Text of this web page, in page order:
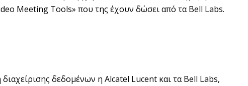
Meeting Tools» που της έχουν δώσει από τα Bell Labs.
δεδομένων η Alcatel Lucent και τα Bell Labs,